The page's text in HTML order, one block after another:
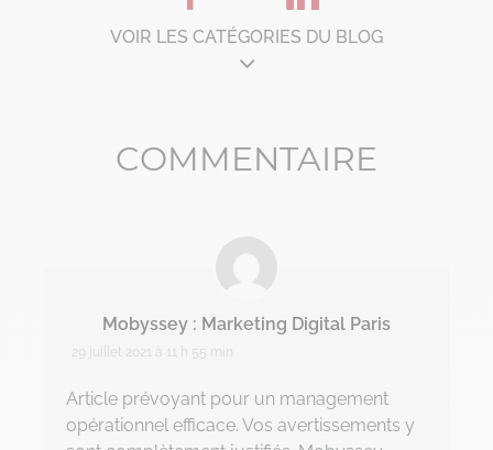
VOIR LES CATÉGORIES DU BLOG
B'Corp
Chronique Alain Lefebvre
Data Management
Digital Workplace
COMMENTAIRE
Mobyssey : Marketing Digital Paris
29 juillet 2021 à 11 h 55 min
Article prévoyant pour un management
opérationnel efficace. Vos avertissements y